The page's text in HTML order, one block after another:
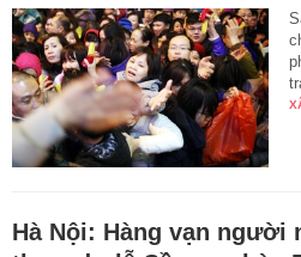
Hà Nội: Hàng vạn